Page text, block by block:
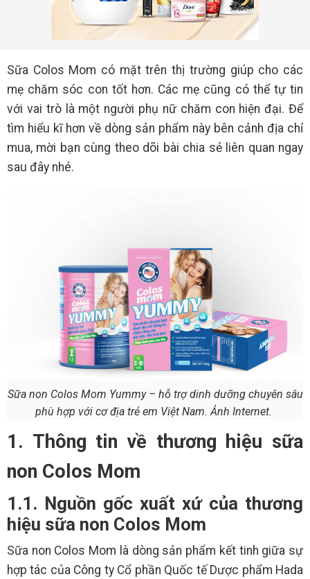
Sữa Colos Mom có mặt trên thị trường giúp cho các
mẹ chăm sóc con tốt hơn. Các mẹ cũng có thể tự tin
với vai trò là một người phụ nữ chăm con hiện đại. Để
tìm hiểu kĩ hơn về dòng sản phẩm này bên cảnh địa chỉ
mua, mời bạn cùng theo dõi bài chia sẻ liên quan ngay
sau đây nhé.
Sữa non Colos Mom Yummy – hỗ trợ dinh dưỡng chuyên sâu
phù hợp với cơ địa trẻ em Việt Nam. Ảnh Internet.
1. Thông tin về thương hiệu sữa
non Colos Mom
1.1. Nguồn gốc xuất xứ của thương
hiệu sữa non Colos Mom
Sữa non Colos Mom là dòng sản phẩm kết tinh giữa sự
hợp tác của Công ty Cổ phần Quốc tế Dược phẩm Hada